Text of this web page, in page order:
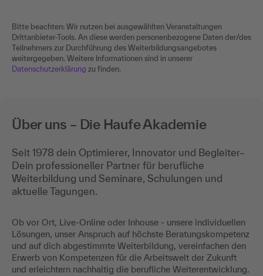
Bitte beachten: Wir nutzen bei ausgewählten Veranstaltungen
Drittanbieter-Tools. An diese werden personenbezogene Daten der/des
Teilnehmers zur Durchführung des Weiterbildungsangebotes
weitergegeben. Weitere Informationen sind in unserer
Datenschutzerklärung zu finden.
Über uns – Die Haufe Akademie
Seit 1978 dein Optimierer, Innovator und Begleiter–
Dein professioneller Partner für berufliche
Weiterbildung und Seminare, Schulungen und
aktuelle Tagungen.
Ob vor Ort, Live-Online oder Inhouse - unsere individuellen
Lösungen, unser Anspruch auf höchste Beratungskompetenz
und auf dich abgestimmte Weiterbildung, vereinfachen den
Erwerb von Kompetenzen für die Arbeitswelt der Zukunft
und erleichtern nachhaltig die berufliche Weiterentwicklung.